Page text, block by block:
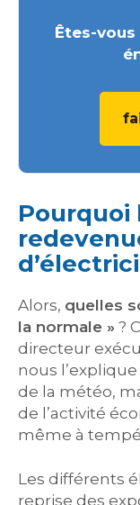
Êtes-
Pourquoi
Alors, quelles
la normale » ?
directeur
nous
de la météo,
de l’activité
même à
Les différents
reprise des